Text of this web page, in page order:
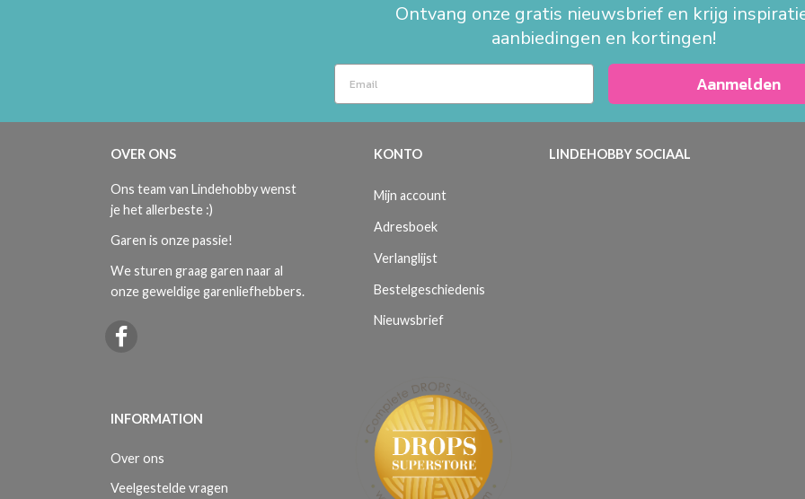
Ontvang onze gratis nieuwsbrief en krijg
aanbiedingen en kortingen!
Aanmelden
OVER ONS
Ons team van Lindehobby wenst
je het allerbeste :)
Garen is onze passie!
We sturen graag garen naar al
onze geweldige garenliefhebbers.
INFORMATION
Over ons
Veelgestelde vragen
KONTO
Mijn account
Adresboek
Verlanglijst
Bestelgeschiedenis
Nieuwsbrief
LINDEHOBBY SOCIAAL